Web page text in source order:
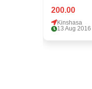
200.00
Kinshasa
13 Aug 2016